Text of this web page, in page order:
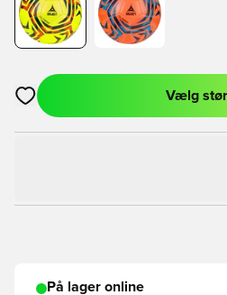
Åbner en Modal til at logge ind
Vælg
På lager online